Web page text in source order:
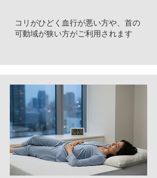
コリがひどく血行が悪い方や、​首の
可動域が狭い方がご利用されます